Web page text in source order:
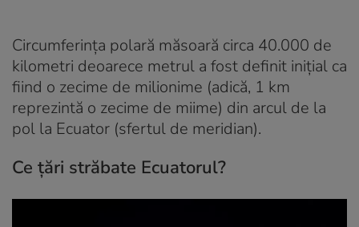
Circumferința polară măsoară circa 40.000 de
kilometri deoarece metrul a fost definit inițial ca
fiind o zecime de milionime (adică, 1 km
reprezintă o zecime de miime) din arcul de la
pol la Ecuator (sfertul de meridian).
Ce țări străbate Ecuatorul?